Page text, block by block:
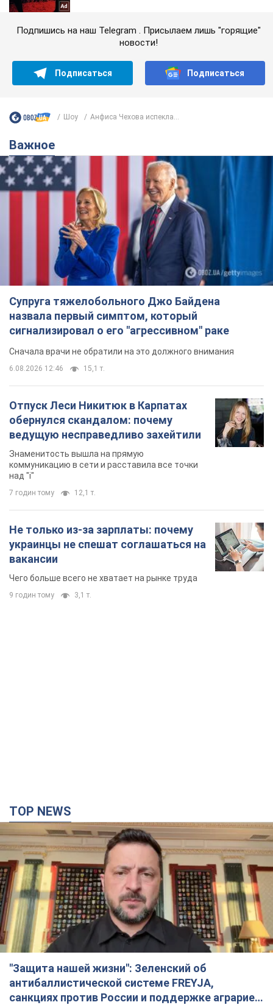
Подпишись на наш Telegram . Присылаем лишь "горящие"
новости!
Подписаться Подписаться
Шоу Анфиса Чехова испекла...
Важное
Супруга тяжелобольного Джо Байдена
назвала первый симптом, который
сигнализировал о его "агрессивном" раке
Сначала врачи не обратили на это должного внимания
6.08.2026 12:46 15,1 т.
Отпуск Леси Никитюк в Карпатах
обернулся скандалом: почему
ведущую несправедливо захейтили
Знаменитость вышла на прямую
коммуникацию в сети и расставила все точки
над "i"
7 годин тому 12,1 т.
Не только из-за зарплаты: почему
украинцы не спешат соглашаться на
вакансии
Чего больше всего не хватает на рынке труда
9 годин тому 3,1 т.
TOP NEWS
"Защита нашей жизни": Зеленский об
антибаллистической системе FREYJA,
санкциях против России и поддержке аграриев.